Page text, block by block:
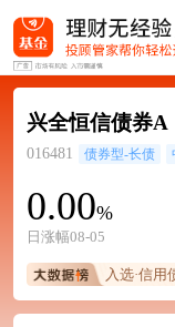
兴全恒信债券A
016481 债券型-长债
0.00%
日涨幅08-05
入选·信用